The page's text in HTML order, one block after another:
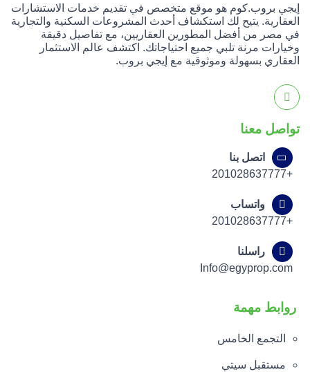
إيجي بروب.كوم هو موقع متخصص في تقديم خدمات الاستشارات
العقارية. يتيح لك استكشاف أحدث المشروعات السكنية والتجارية
في مصر من أفضل المطورين العقاريين، مع تفاصيل دقيقة
وخيارات مرنة تلبي جميع احتياجاتك. اكتشف عالم الاستثمار
العقاري بسهولة وموثوقية مع إيجي بروب.
تواصل معنا
اتصل بنا
+201028637777
واتساب
+201028637777
راسلنا
Info@egyprop.com
روابط مهمة
التجمع الخامس
مستقبل سيتي